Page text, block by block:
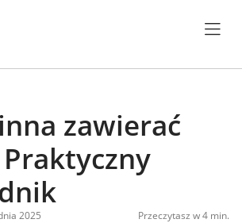
zawierać
2025 Przeczytasz w 4 min.